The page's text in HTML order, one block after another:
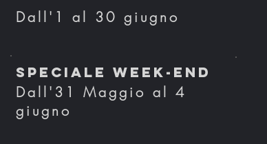
Dall'1 al 30 giugno
Speciale Week-end
Dall'31 Maggio al 4
giugno